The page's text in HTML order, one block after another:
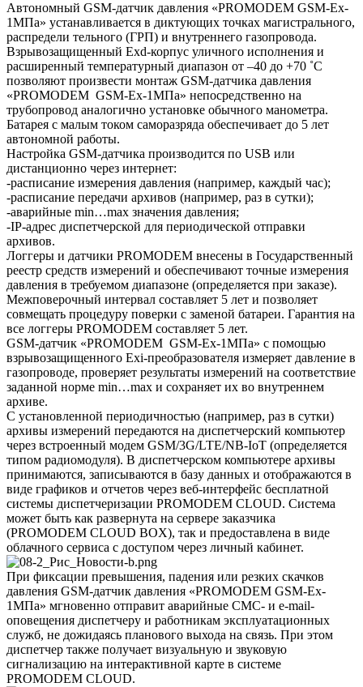
Автономный GSM-датчик давления «PROMODEM GSM-Ex-
1МПа» устанавливается в диктующих точках магистрального,
распредели тельного (ГРП) и внутреннего газопровода.
Взрывозащищенный Exd-корпус уличного исполнения и
расширенный температурный диапазон от –40 до +70 ˚С
позволяют произвести монтаж GSM-датчика давления
«PROMODEM GSM-Ex-1МПа» непосредственно на
трубопровод аналогично установке обычного манометра.
Батарея с малым током саморазряда обеспечивает до 5 лет
автономной работы.
Настройка GSM-датчика производится по USB или
дистанционно через интернет:
-расписание измерения давления (например, каждый час);
-расписание передачи архивов (например, раз в сутки);
-аварийные min…max значения давления;
-IP-адрес диспетчерской для периодической отправки
архивов.
Логгеры и датчики PROMODEM внесены в Государственный
реестр средств измерений и обеспечивают точные измерения
давления в требуемом диапазоне (определяется при заказе).
Межповерочный интервал составляет 5 лет и позволяет
совмещать процедуру поверки с заменой батареи. Гарантия на
все логгеры PROMODEM составляет 5 лет.
GSM-датчик «PROMODEM GSM-Ex-1МПа» с помощью
взрывозащищенного Exi-преобразователя измеряет давление в
газопроводе, проверяет результаты измерений на соответствие
заданной норме min…max и сохраняет их во внутреннем
архиве.
С установленной периодичностью (например, раз в сутки)
архивы измерений передаются на диспетчерский компьютер
через встроенный модем GSM/3G/LTE/NB-IoT (определяется
типом радиомодуля). В диспетчерском компьютере архивы
принимаются, записываются в базу данных и отображаются в
виде графиков и отчетов через веб-интерфейс бесплатной
системы диспетчеризации PROMODEM CLOUD. Система
может быть как развернута на сервере заказчика
(PROMODEM CLOUD BOX), так и предоставлена в виде
облачного сервиса с доступом через личный кабинет.
При фиксации превышения, падения или резких скачков
давления GSM-датчик давления «PROMODEM GSM-Ex-
1МПа» мгновенно отправит аварийные СМС- и e-mail-
оповещения диспетчеру и работникам эксплуатационных
служб, не дожидаясь планового выхода на связь. При этом
диспетчер также получает визуальную и звуковую
сигнализацию на интерактивной карте в системе
PROMODEM CLOUD.